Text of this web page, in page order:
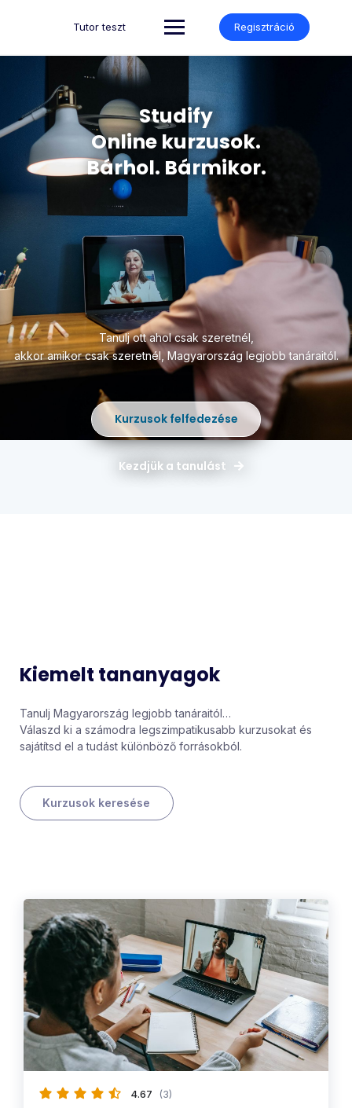
Tutor teszt Regisztráció
Studify
Online kurzusok.
Bárhol. Bármikor.
Tanulj ott ahol csak szeretnél,
akkor amikor csak szeretnél,Magyarország legjobb tanáraitól.
Kurzusok felfedezése
Kezdjük a tanulást
Kiemelt tananyagok
Tanulj Magyarország legjobb tanáraitól…
Válaszd ki a számodra legszimpatikusabb kurzusokat és
sajátítsd el a tudást különböző forrásokból.
Kurzusok keresése
4.67 (3)